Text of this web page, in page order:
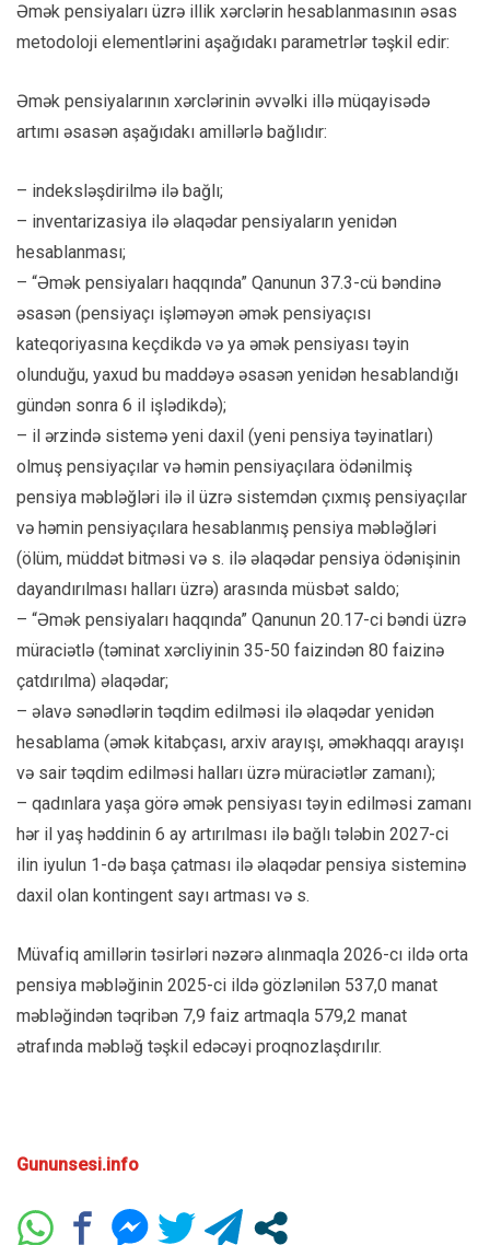
Əmək pensiyaları üzrə illik xərclərin hesablanmasının əsas
metodoloji elementlərini aşağıdakı parametrlər təşkil edir:
Əmək pensiyalarının xərclərinin əvvəlki illə müqayisədə
artımı əsasən aşağıdakı amillərlə bağlıdır:
– indeksləşdirilmə ilə bağlı;
– inventarizasiya ilə əlaqədar pensiyaların yenidən
hesablanması;
– “Əmək pensiyaları haqqında” Qanunun 37.3-cü bəndinə
əsasən (pensiyaçı işləməyən əmək pensiyaçısı
kateqoriyasına keçdikdə və ya əmək pensiyası təyin
olunduğu, yaxud bu maddəyə əsasən yenidən hesablandığı
gündən sonra 6 il işlədikdə);
– il ərzində sistemə yeni daxil (yeni pensiya təyinatları)
olmuş pensiyaçılar və həmin pensiyaçılara ödənilmiş
pensiya məbləğləri ilə il üzrə sistemdən çıxmış pensiyaçılar
və həmin pensiyaçılara hesablanmış pensiya məbləğləri
(ölüm, müddət bitməsi və s. ilə əlaqədar pensiya ödənişinin
dayandırılması halları üzrə) arasında müsbət saldo;
– “Əmək pensiyaları haqqında” Qanunun 20.17-ci bəndi üzrə
müraciətlə (təminat xərcliyinin 35-50 faizindən 80 faizinə
çatdırılma) əlaqədar;
– əlavə sənədlərin təqdim edilməsi ilə əlaqədar yenidən
hesablama (əmək kitabçası, arxiv arayışı, əməkhaqqı arayışı
və sair təqdim edilməsi halları üzrə müraciətlər zamanı);
– qadınlara yaşa görə əmək pensiyası təyin edilməsi zamanı
hər il yaş həddinin 6 ay artırılması ilə bağlı tələbin 2027-ci
ilin iyulun 1-də başa çatması ilə əlaqədar pensiya sisteminə
daxil olan kontingent sayı artması və s.
Müvafiq amillərin təsirləri nəzərə alınmaqla 2026-cı ildə orta
pensiya məbləğinin 2025-ci ildə gözlənilən 537,0 manat
məbləğindən təqribən 7,9 faiz artmaqla 579,2 manat
ətrafında məbləğ təşkil edəcəyi proqnozlaşdırılır.
Gununsesi.info